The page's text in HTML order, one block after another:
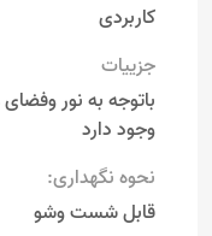
کاربردی
جزییات
وجود دارد
نحوه نگهداری:
قابل شست وشو